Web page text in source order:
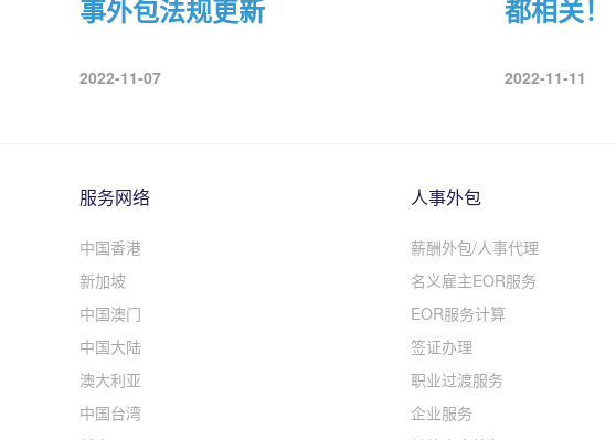
事外包法规更新
2022-11-07
都相关！
2022-11-11
服务网络
中国香港
新加坡
中国澳门
中国大陆
澳大利亚
中国台湾
人事外包
薪酬外包/人事代理
名义雇主EOR服务
EOR服务计算
签证办理
职业过渡服务
企业服务